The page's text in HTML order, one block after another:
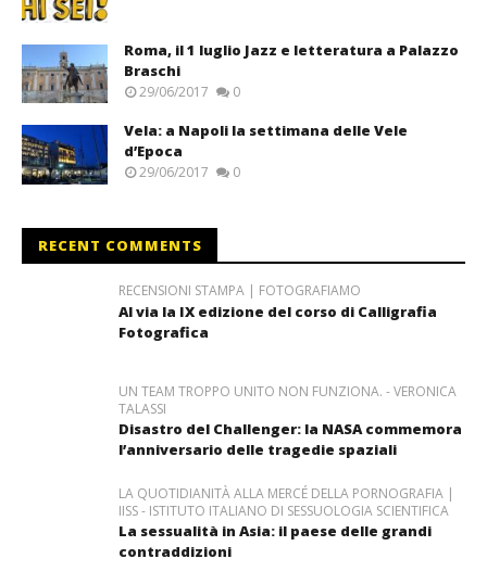
Roma, il 1 luglio Jazz e letteratura a Palazzo
Braschi
29/06/2017 0
Vela: a Napoli la settimana delle Vele
d’Epoca
29/06/2017 0
RECENT COMMENTS
RECENSIONI STAMPA | FOTOGRAFIAMO
Al via la IX edizione del corso di Calligrafia
Fotografica
UN TEAM TROPPO UNITO NON FUNZIONA. - VERONICA
TALASSI
Disastro del Challenger: la NASA commemora
l’anniversario delle tragedie spaziali
LA QUOTIDIANITÀ ALLA MERCÉ DELLA PORNOGRAFIA |
IISS - ISTITUTO ITALIANO DI SESSUOLOGIA SCIENTIFICA
La sessualità in Asia: il paese delle grandi
contraddizioni